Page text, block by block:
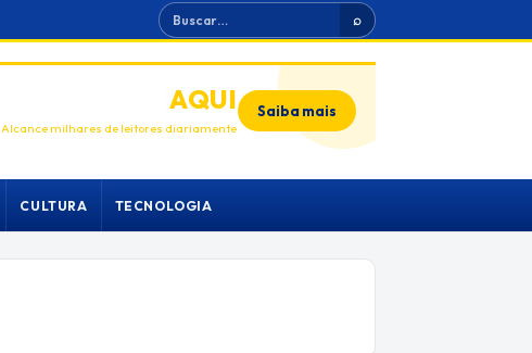
Buscar ⌕
ANUNCIEAQUI
Alcance milhares de leitores diariamente
Saiba mais
CULTURA TECNOLOGIA